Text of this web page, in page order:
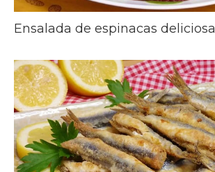
Ensalada de espinacas deliciosa